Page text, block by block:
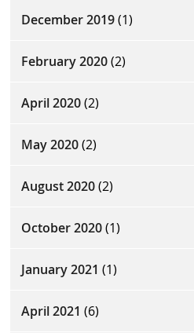
December 2019(1)
February 2020(2)
April 2020(2)
May 2020(2)
August 2020(2)
October 2020(1)
January 2021 (1)
April 2021 (6)